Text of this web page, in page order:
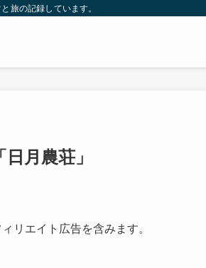
旅の記録しています。
月農荘」
リエイト広告を含みます。